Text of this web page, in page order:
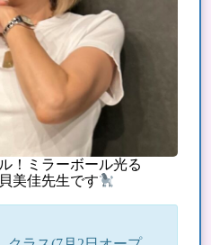
！ミラーボール光る
美佳先生です